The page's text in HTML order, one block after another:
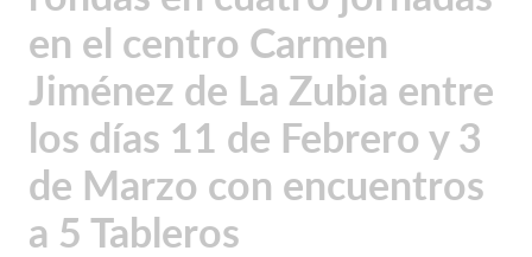
en el centro Carmen
Jiménez de La Zubia entre
los días 11 de Febrero y 3
de Marzo con encuentros
a 5 Tableros